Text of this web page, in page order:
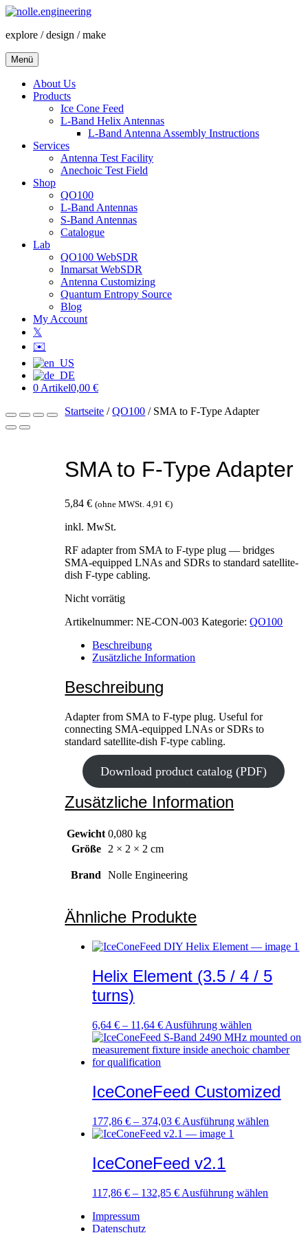
Zum
springen
explore / design / make
Menü
About Us
Products
Ice Cone Feed
L-Band Helix Antennas
L-Band Antenna Assembly Instructions
Services
Antenna Test Facility
Anechoic Test Field
Shop
QO100
L-Band Antennas
S-Band Antennas
Catalogue
Lab
QO100 WebSDR
Inmarsat WebSDR
Antenna Customizing
Quantum Entropy Source
Blog
My Account
𝕏
✉️
0 Artikel0,00 €
Startseite /QO100 / SMA to F-Type Adapter
SMA to F-Type Adapter
5,84€ (ohne MWSt.4,91€)
inkl. MwSt.
RF adapter from SMA to F-type plug — bridges
SMA-equipped LNAs and SDRs to standard satellite-
dish F-type cabling.
Nicht vorrätig
Artikelnummer:NE-CON-003 Kategorie:QO100
Beschreibung
Zusätzliche Information
Beschreibung
Adapter from SMA to F-type plug. Useful for
connecting SMA-equipped LNAs or SDRs to
standard satellite-dish F-type cabling.
Download product catalog (PDF)
Zusätzliche Information
Gewicht 0,080 kg
Größe
2 × 2 × 2 cm
Brand Nolle Engineering
Ähnliche Produkte
Helix Element (3.5 / 4 / 5
turns)
6,64€ – 11,64€ Ausführung wählen
Produkt
weist
auf.
Die
können
IceConeFeed Customized
177,86€ –374,03€ Ausführung wählen
Die
IceConeFeed v2.1
117,86€ – 132,85€ Ausführung wählen
Impressum
Datenschutz